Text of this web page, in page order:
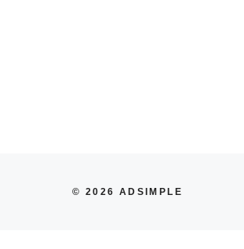
© 2026 ADSIMPLE